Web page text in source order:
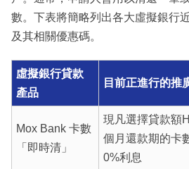
數。下表將簡略列出各大虛擬銀行
及其相關優惠碼。
虛擬銀行貸款
產品
目前正進行的推
Mox Bank 卡數
「即時清」
現凡選擇貸款額
個月還款期的卡
0%利息